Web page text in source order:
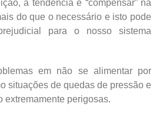
a tendência é “compensar” na
do que o necessário e isto pode
para o nosso sistema
em não se alimentar por
situações de quedas de pressão e
extremamente perigosas.